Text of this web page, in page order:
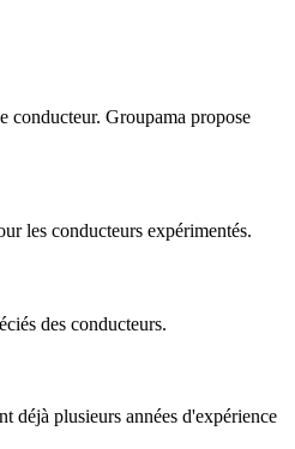
conducteur. Groupama propose
les conducteurs expérimentés.
des conducteurs.
déjà plusieurs années d'expérience